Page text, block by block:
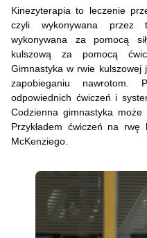
Kinezyterapia to leczenie
czyli wykonywana przez
wykonywana za pomocą
kulszową za pomocą
Gimnastyka w rwie
zapobieganiu nawrotom.
odpowiednich ćwiczeń i
Codzienna gimnastyka może
Przykładem ćwiczeń na
McKenziego.